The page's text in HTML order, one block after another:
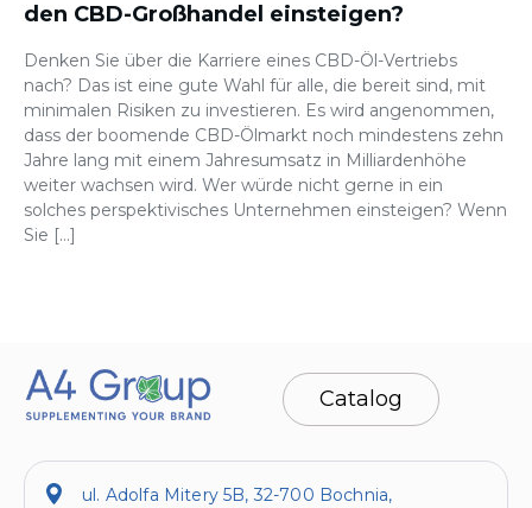
den CBD-Großhandel einsteigen?
Denken Sie über die Karriere eines CBD-Öl-Vertriebs
nach? Das ist eine gute Wahl für alle, die bereit sind, mit
minimalen Risiken zu investieren. Es wird angenommen,
dass der boomende CBD-Ölmarkt noch mindestens zehn
Jahre lang mit einem Jahresumsatz in Milliardenhöhe
weiter wachsen wird. Wer würde nicht gerne in ein
solches perspektivisches Unternehmen einsteigen? Wenn
Sie […]
Catalog
ul. Adolfa Mitery 5B, 32-700 Bochnia,